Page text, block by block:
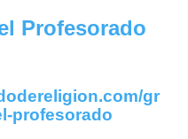
Profesorado
gr
profesorado